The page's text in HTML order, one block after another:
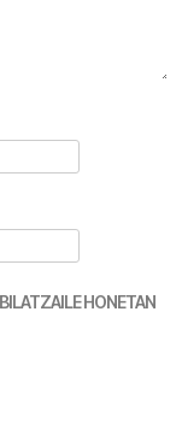
HONETAN